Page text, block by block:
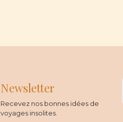
Newsletter
Recevez nos bonnes idées de
voyages insolites.